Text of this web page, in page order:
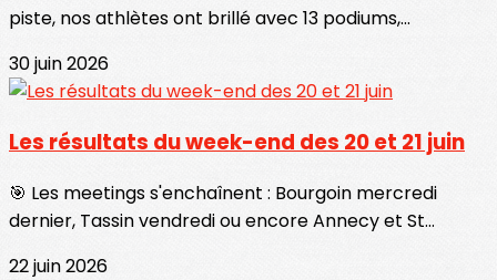
piste, nos athlètes ont brillé avec 13 podiums,...
30 juin 2026
Les résultats du week-end des 20 et 21 juin
🎯 Les meetings s'enchaînent : Bourgoin mercredi
dernier, Tassin vendredi ou encore Annecy et St...
22 juin 2026